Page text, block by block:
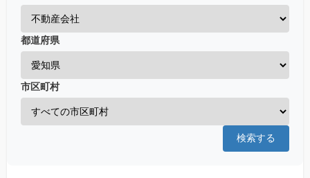
都道府県
市区町村
検索する